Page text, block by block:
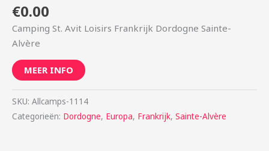
€0.00
Camping St. Avit Loisirs Frankrijk Dordogne Sainte-
Alvère
MEER INFO
SKU: Allcamps-1114
Categorieën: Dordogne, Europa, Frankrijk, Sainte-Alvère